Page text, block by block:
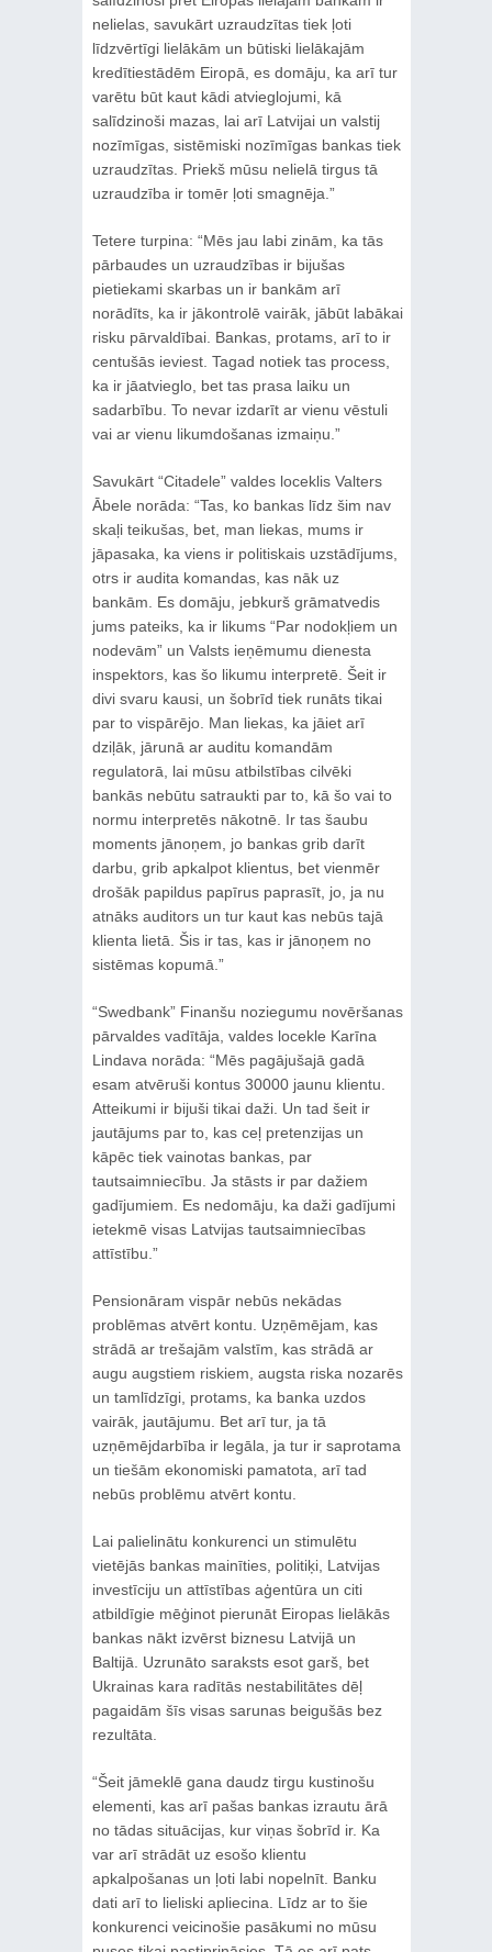
nelielas, savukārt uzraudzītas tiek ļoti
līdzvērtīgi lielākām un būtiski lielākajām
kredītiestādēm Eiropā, es domāju, ka arī tur
varētu būt kaut kādi atvieglojumi, kā
salīdzinoši mazas, lai arī Latvijai un valstij
nozīmīgas, sistēmiski nozīmīgas bankas tiek
uzraudzītas. Priekš mūsu nelielā tirgus tā
uzraudzība ir tomēr ļoti smagnēja.”
Tetere turpina: “Mēs jau labi zinām, ka tās
pārbaudes un uzraudzības ir bijušas
pietiekami skarbas un ir bankām arī
norādīts, ka ir jākontrolē vairāk, jābūt labākai
risku pārvaldībai. Bankas, protams, arī to ir
centušās ieviest. Tagad notiek tas process,
ka ir jāatvieglo, bet tas prasa laiku un
sadarbību. To nevar izdarīt ar vienu vēstuli
vai ar vienu likumdošanas izmaiņu.”
Savukārt “Citadele” valdes loceklis Valters
Ābele norāda: “Tas, ko bankas līdz šim nav
skaļi teikušas, bet, man liekas, mums ir
jāpasaka, ka viens ir politiskais uzstādījums,
otrs ir audita komandas, kas nāk uz
bankām. Es domāju, jebkurš grāmatvedis
jums pateiks, ka ir likums “Par nodokļiem un
nodevām” un Valsts ieņēmumu dienesta
inspektors, kas šo likumu interpretē. Šeit ir
divi svaru kausi, un šobrīd tiek runāts tikai
par to vispārējo. Man liekas, ka jāiet arī
dziļāk, jārunā ar auditu komandām
regulatorā, lai mūsu atbilstības cilvēki
bankās nebūtu satraukti par to, kā šo vai to
normu interpretēs nākotnē. Ir tas šaubu
moments jānoņem, jo bankas grib darīt
darbu, grib apkalpot klientus, bet vienmēr
drošāk papildus papīrus paprasīt, jo, ja nu
atnāks auditors un tur kaut kas nebūs tajā
klienta lietā. Šis ir tas, kas ir jānoņem no
sistēmas kopumā.”
“Swedbank” Finanšu noziegumu novēršanas
pārvaldes vadītāja, valdes locekle Karīna
Lindava norāda: “Mēs pagājušajā gadā
esam atvēruši kontus 30000 jaunu klientu.
Atteikumi ir bijuši tikai daži. Un tad šeit ir
jautājums par to, kas ceļ pretenzijas un
kāpēc tiek vainotas bankas, par
tautsaimniecību. Ja stāsts ir par dažiem
gadījumiem. Es nedomāju, ka daži gadījumi
ietekmē visas Latvijas tautsaimniecības
attīstību.”
Pensionāram vispār nebūs nekādas
problēmas atvērt kontu. Uzņēmējam, kas
strādā ar trešajām valstīm, kas strādā ar
augu augstiem riskiem, augsta riska nozarēs
un tamlīdzīgi, protams, ka banka uzdos
vairāk, jautājumu. Bet arī tur, ja tā
uzņēmējdarbība ir legāla, ja tur ir saprotama
un tiešām ekonomiski pamatota, arī tad
nebūs problēmu atvērt kontu.
Lai palielinātu konkurenci un stimulētu
vietējās bankas mainīties, politiķi, Latvijas
investīciju un attīstības aģentūra un citi
atbildīgie mēģinot pierunāt Eiropas lielākās
bankas nākt izvērst biznesu Latvijā un
Baltijā. Uzrunāto saraksts esot garš, bet
Ukrainas kara radītās nestabilitātes dēļ
pagaidām šīs visas sarunas beigušās bez
rezultāta.
“Šeit jāmeklē gana daudz tirgu kustinošu
elementi, kas arī pašas bankas izrautu ārā
no tādas situācijas, kur viņas šobrīd ir. Ka
var arī strādāt uz esošo klientu
apkalpošanas un ļoti labi nopelnīt. Banku
dati arī to lieliski apliecina. Līdz ar to šie
konkurenci veicinošie pasākumi no mūsu